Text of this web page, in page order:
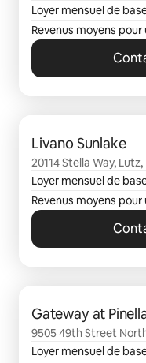
Loyer mensuel de
Revenus moyens
Livano Sunlake
20114 Stella Way, Lutz,
Loyer mensuel de
Revenus moyens
Gateway at
9505 49th Street
Loyer mensuel de